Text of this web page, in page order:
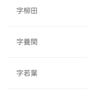
字柳田
字養閑
字若葉